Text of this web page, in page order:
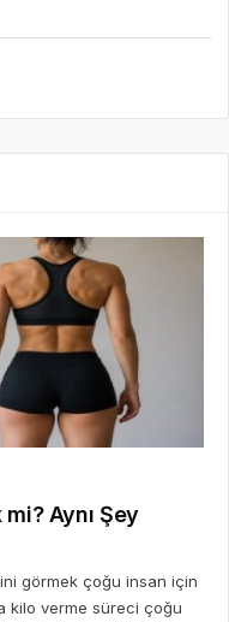
Aynı Şey
görmek çoğu insan için
kilo verme süreci çoğu